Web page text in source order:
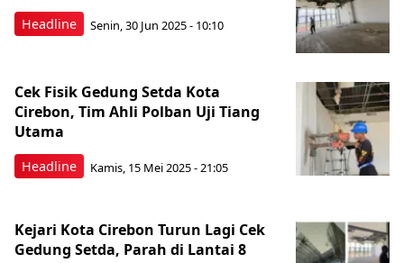
Headline Senin, 30 Jun 2025 - 10:10
Headline
Cek Fisik Gedung Setda Kota
Cirebon, Tim Ahli Polban Uji Tiang
Utama
Kamis, 15 Mei 2025 - 21:05
Kejari Kota Cirebon Turun Lagi Cek
Gedung Setda, Parah di Lantai 8